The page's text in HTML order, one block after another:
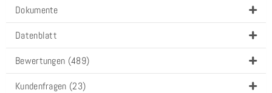
Dokumente
Datenblatt
Bewertungen (489)
Kundenfragen (23)